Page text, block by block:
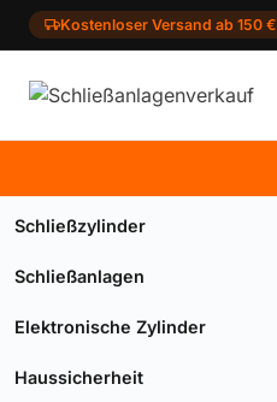
Kostenloser Versand ab 150 €
Schließzylinder
Schließanlagen
Elektronische Zylinder
Haussicherheit